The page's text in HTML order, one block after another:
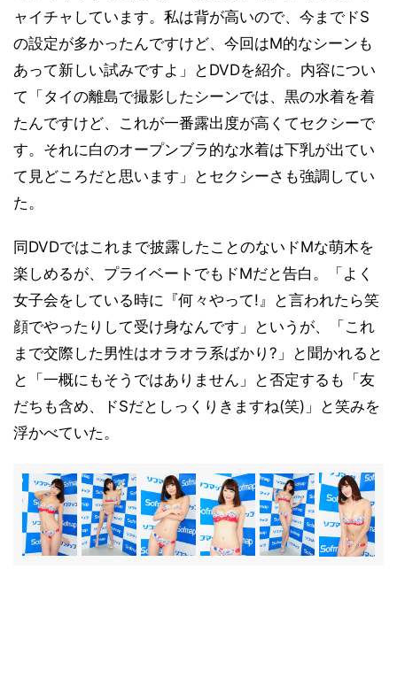
ャイチャしています。私は背が高いので、今までドS
の設定が多かったんですけど、今回はM的なシーンも
あって新しい試みですよ」とDVDを紹介。内容につい
て「タイの離島で撮影したシーンでは、黒の水着を着
たんですけど、これが一番露出度が高くてセクシーで
す。それに白のオープンブラ的な水着は下乳が出てい
て見どころだと思います」とセクシーさも強調してい
た。
同DVDではこれまで披露したことのないドMな萌木を
楽しめるが、プライベートでもドMだと告白。「よく
女子会をしている時に『何々やって!』と言われたら笑
顔でやったりして受け身なんです」というが、「これ
まで交際した男性はオラオラ系ばかり?」と聞かれると
と「一概にもそうではありません」と否定するも「友
だちも含め、ドSだとしっくりきますね(笑)」と笑みを
浮かべていた。